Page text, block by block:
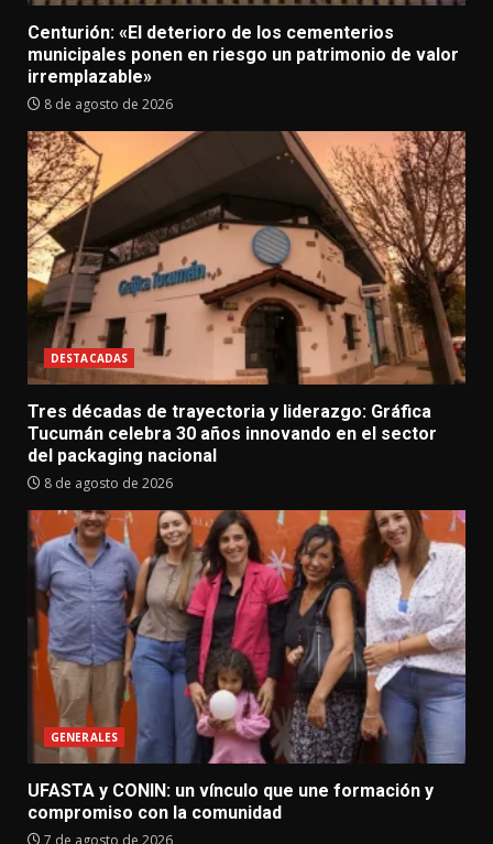
Centurión: «El deterioro de los cementerios
municipales ponen en riesgo un patrimonio de valor
irremplazable»
8 de agosto de 2026
DESTACADAS
Tres décadas de trayectoria y liderazgo: Gráfica
Tucumán celebra 30 años innovando en el sector
del packaging nacional
8 de agosto de 2026
GENERALES
UFASTA y CONIN: un vínculo que une formación y
compromiso con la comunidad
7 de agosto de 2026